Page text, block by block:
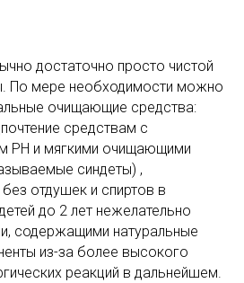
достаточно просто чистой
По мере необходимости можно
очищающие средства:
средствам с
PH и мягкими очищающими
синдеты) ,
отдушек и спиртов в
до 2 лет нежелательно
содержащими натуральные
из-за более высокого
реакций в дальнейшем.